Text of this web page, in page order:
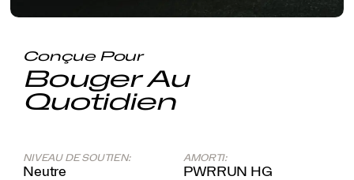
Conçue Pour
Bouger Au
Quotidien
NIVEAU DE SOUTIEN:
Neutre
AMORTI:
PWRRUN HG